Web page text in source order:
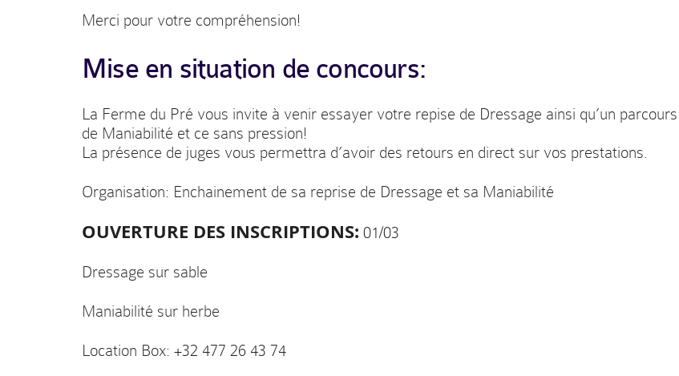
Merci pour votre compréhension!
Mise en situation de concours:
La Ferme du Pré vous invite à venir essayer votre repise de Dressage ainsi qu’un parcours
de Maniabilité et ce sans pression!
La présence de juges vous permettra d’avoir des retours en direct sur vos prestations.
Organisation: Enchainement de sa reprise de Dressage et sa Maniabilité
OUVERTURE DES INSCRIPTIONS: 01/03
Dressage sur sable
Maniabilité sur herbe
Location Box: +32 477 26 43 74